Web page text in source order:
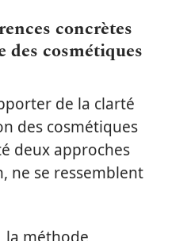
concrètes
des cosmétiques
de la clarté
des cosmétiques
deux approches
ne se ressemblent
, la méthode